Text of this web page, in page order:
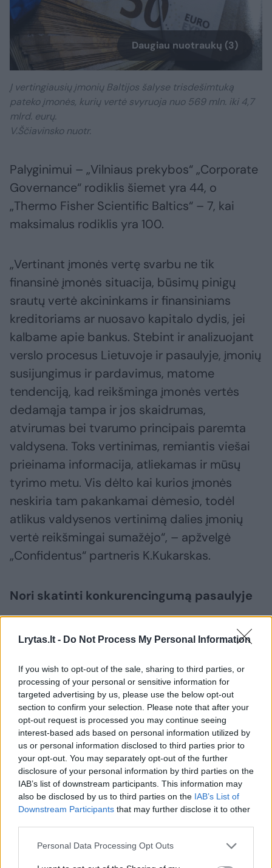
Lrytas.lt - Do Not Process My Personal Information
If you wish to opt-out of the sale, sharing to third parties, or
processing of your personal or sensitive information for
targeted advertising by us, please use the below opt-out
section to confirm your selection. Please note that after your
opt-out request is processed you may continue seeing
interest-based ads based on personal information utilized by
us or personal information disclosed to third parties prior to
your opt-out. You may separately opt-out of the further
disclosure of your personal information by third parties on the
IAB’s list of downstream participants. This information may
also be disclosed by us to third parties on the IAB’s List of
Downstream Participants that may further disclose it to other
Personal Data Processing Opt Outs
Daugiau nuotraukų (3)
Į vertingiausių įmonių Baltijos šalyse trisdešimtuką
pateko įmonės, kurių vertė svyruoja nuo 569 mln. iki 4,7
mlrd. eurų.
V.Ščiavinsko nuotr.
Palyginimui – „Vilniaus prekybos“ „Corporate
Governance“ rodiklis šiemet yra 44, o
„Thermo Fisher Scientific Baltics“ – 7, kai
maksimalus rodiklis yra 100.
„Vertinant įmonės vertę svarbu ne tik
finansinė įmonės situacija, būsimų pinigų
srautų vertė akcininkams ir finansiniams
kreditoriams ar nuosavo kapitalo dydis, jei
kalbame apie bankus. Stebint ir analizuojant
verslo procesus Lietuvoje ir pasaulyje, įmonių
susijungimus ir pardavimus, matome
tendenciją, kad reikšminga įmonės vertės
dedamąja tampa ir jos skaidrumas,
atvirumas bei tvarumo principais paremta
valdysena. Toks vertinimas, remiantis viešai
prieinama informacija, atliekamas ir mūsų
tyrimo metu. Vis dėlto kai kurios įmonės
neskiria tam pakankamai dėmesio, todėl
atlikus valdysenos vertinimą dalies įmonių
vertė reikšmingai sumažėjo“, – apžvelgė
„Confidentus“ partneris K.Kukarskas.
Nori skatinti konkurencingumą pasaulyje
„Sveikiname Lietuvos bendroves
džiaugiamės, jog šiame reitinge matome
šešias „Nasdaq“ Baltijos rinkoje
listinguojamas bendroves, dvi iš kurių yra iš
Lietuvos“, – sakė Saulius Malinauskas,
„Nasdaq Vilnius“ vertybinių popierių biržos
prezidentas.
Vertingiausių Baltijos šalių įmonių sąrašas
praktikos rodiklį šiais metais surinko